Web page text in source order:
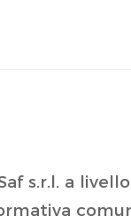
s.r.l. a